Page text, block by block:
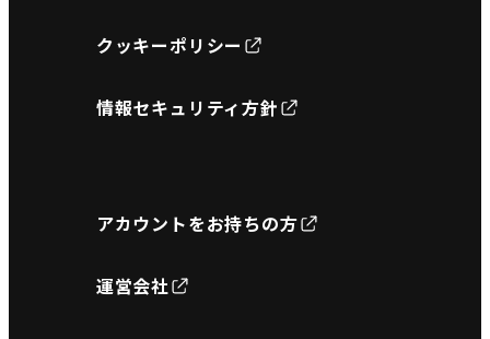
クッキーポリシー
情報セキュリティ方針
アカウントをお持ちの方
運営会社